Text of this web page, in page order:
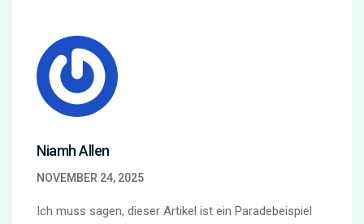
Niamh Allen
NOVEMBER 24, 2025
Ich muss sagen, dieser Artikel ist ein Paradebeispiel